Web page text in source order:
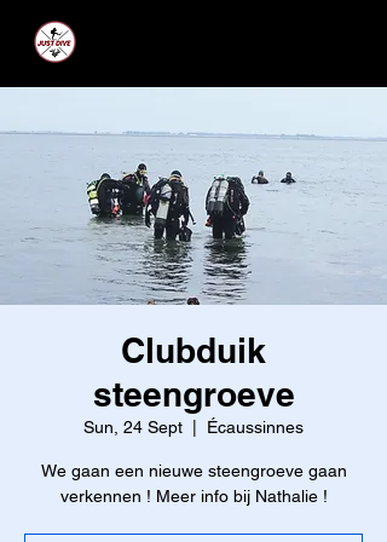
Clubduik
steengroeve
Sun, 24 Sept Écaussinnes
We gaan een nieuwe steengroeve gaan
verkennen ! Meer info bij Nathalie !